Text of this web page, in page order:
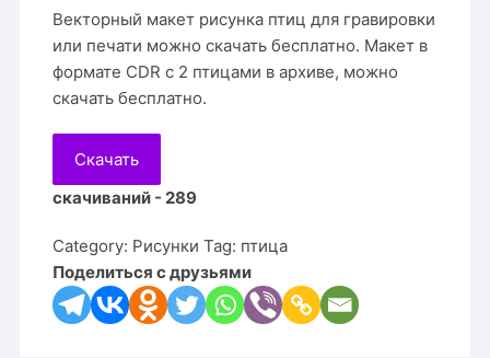
Векторный макет рисунка птиц для гравировки
или печати можно скачать бесплатно. Макет в
формате CDR с 2 птицами в архиве, можно
скачать бесплатно.
Скачать
скачиваний - 289
Category: Рисунки Tag: птица
Поделиться с друзьями